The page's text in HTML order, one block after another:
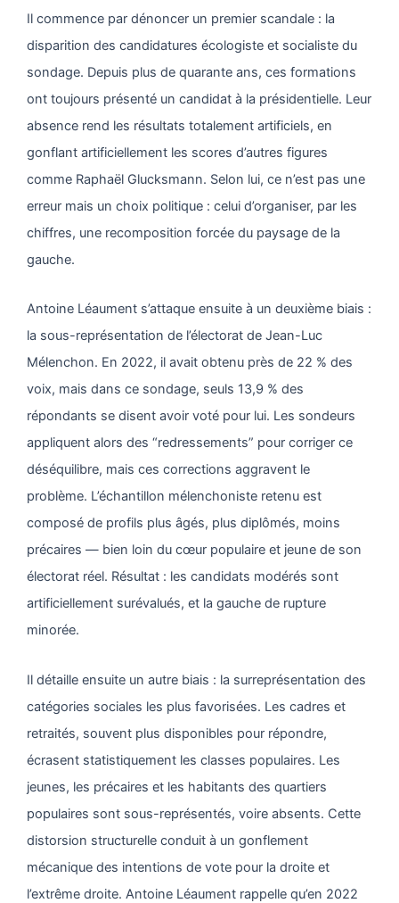
Il commence par dénoncer un premier scandale : la
disparition des candidatures écologiste et socialiste du
sondage. Depuis plus de quarante ans, ces formations
ont toujours présenté un candidat à la présidentielle. Leur
absence rend les résultats totalement artificiels, en
gonflant artificiellement les scores d’autres figures
comme Raphaël Glucksmann. Selon lui, ce n’est pas une
erreur mais un choix politique : celui d’organiser, par les
chiffres, une recomposition forcée du paysage de la
gauche.
Antoine Léaument s’attaque ensuite à un deuxième biais :
la sous-représentation de l’électorat de Jean-Luc
Mélenchon. En 2022, il avait obtenu près de 22 % des
voix, mais dans ce sondage, seuls 13,9 % des
répondants se disent avoir voté pour lui. Les sondeurs
appliquent alors des “redressements” pour corriger ce
déséquilibre, mais ces corrections aggravent le
problème. L’échantillon mélenchoniste retenu est
composé de profils plus âgés, plus diplômés, moins
précaires — bien loin du cœur populaire et jeune de son
électorat réel. Résultat : les candidats modérés sont
artificiellement surévalués, et la gauche de rupture
minorée.
Il détaille ensuite un autre biais : la surreprésentation des
catégories sociales les plus favorisées. Les cadres et
retraités, souvent plus disponibles pour répondre,
écrasent statistiquement les classes populaires. Les
jeunes, les précaires et les habitants des quartiers
populaires sont sous-représentés, voire absents. Cette
distorsion structurelle conduit à un gonflement
mécanique des intentions de vote pour la droite et
l’extrême droite. Antoine Léaument rappelle qu’en 2022